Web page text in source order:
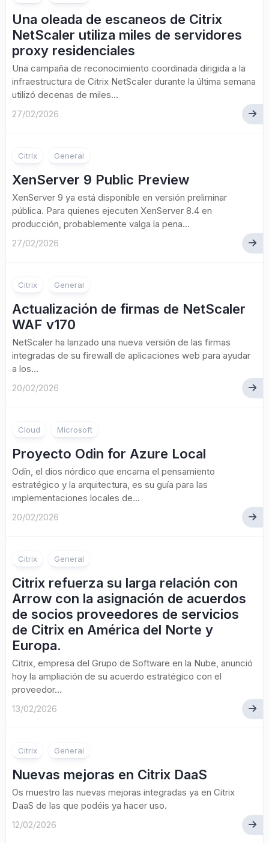
Una oleada de escaneos de Citrix
NetScaler utiliza miles de servidores
proxy residenciales
Una campaña de reconocimiento coordinada dirigida a la
infraestructura de Citrix NetScaler durante la última semana
utilizó decenas de miles...
27/02/2026
Citrix General
XenServer 9 Public Preview
XenServer 9 ya está disponible en versión preliminar
pública. Para quienes ejecuten XenServer 8.4 en
producción, probablemente valga la pena...
27/02/2026
Citrix General
Actualización de firmas de NetScaler
WAF v170
NetScaler ha lanzado una nueva versión de las firmas
integradas de su firewall de aplicaciones web para ayudar
a los...
20/02/2026
Cloud Microsoft
Proyecto Odin for Azure Local
Odín, el dios nórdico que encarna el pensamiento
estratégico y la arquitectura, es su guía para las
implementaciones locales de...
20/02/2026
Citrix General
Citrix refuerza su larga relación con
Arrow con la asignación de acuerdos
de socios proveedores de servicios
de Citrix en América del Norte y
Europa.
Citrix, empresa del Grupo de Software en la Nube, anunció
hoy la ampliación de su acuerdo estratégico con el
proveedor...
13/02/2026
Citrix General
Nuevas mejoras en Citrix DaaS
Os muestro las nuevas mejoras integradas ya en Citrix
DaaS de las que podéis ya hacer uso.
12/02/2026